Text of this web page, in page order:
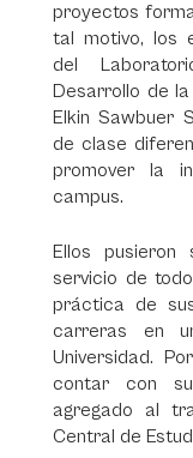
proyectos
tal motivo, los
del
Desarrollo de
Elkin Sawbuer
de clase
promover la
campus.
Ellos pusieron
servicio de
práctica de
carreras en
Universidad.
contar con
agregado al
Central de